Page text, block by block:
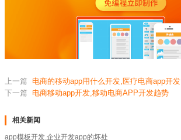
上一篇
电商的移动app用什么开发,医疗电商app开发
下一篇
电商移动app开发,移动电商APP开发趋势
相关新闻
app模板开发,企业开发app的坏处